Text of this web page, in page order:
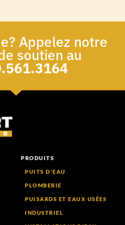
Appelez notre
soutien au
PRODUITS
PUITS D’EAU
PLOMBERIE
PUISARDS ET EAUX USÉES
INDUSTRIEL